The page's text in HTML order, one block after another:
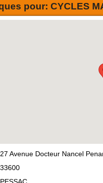
pour: CYCLES
27 Avenue Docteur Nancel
33600
PESSAC